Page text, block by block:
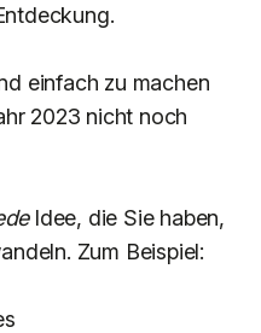
einfach zu machen
2023 nicht noch
Idee, die Sie haben,
Zum Beispiel: